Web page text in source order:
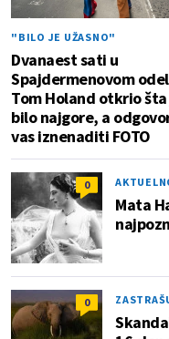
"BILO JE UŽASNO"
Dvanaest sati u
Spajdermenovom
Tom Holand otkrio
bilo najgore, a
vas iznenaditi FOTO
0
Mata
0